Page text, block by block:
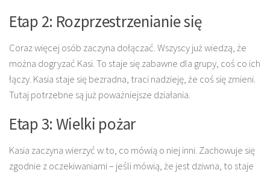
Etap 2: Rozprzestrzenianie się
Coraz więcej osób zaczyna dołączać. Wszyscy już wiedzą, że
można dogryzać Kasi. To staje się zabawne dla grupy, coś co ich
łączy. Kasia staje się bezradna, traci nadzieję, że coś się zmieni.
Tutaj potrzebne są już poważniejsze działania.
Etap 3: Wielki pożar
Kasia zaczyna wierzyć w to, co mówią o niej inni. Zachowuje się
zgodnie z oczekiwaniami – jeśli mówią, że jest dziwna, to staje